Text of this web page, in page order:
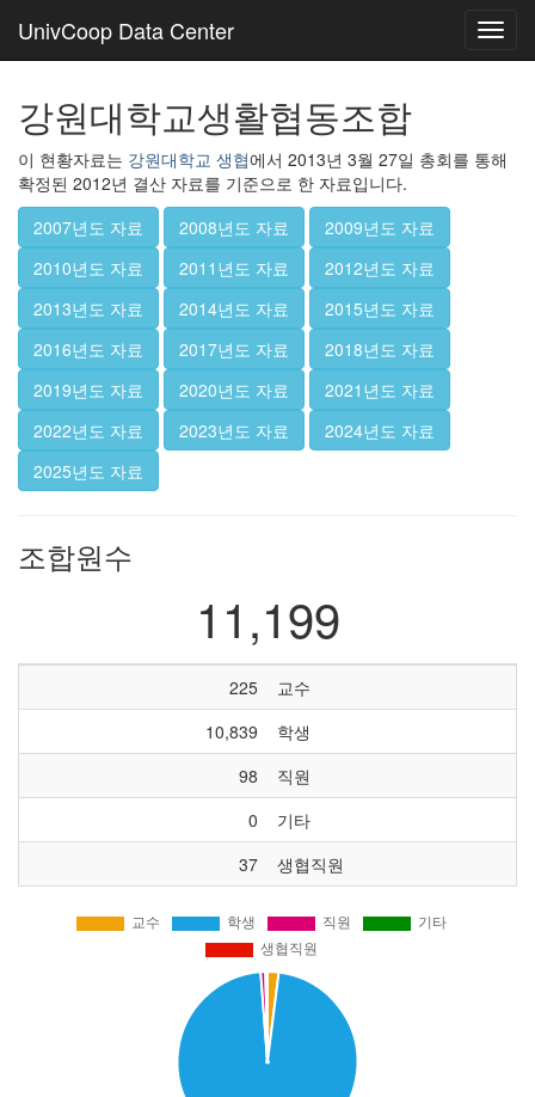
UnivCoop Data Center
강원대학교생활협동조합
이 현황자료는 강원대학교 생협에서 2013년 3월 27일 총회를 통해
확정된 2012년 결산 자료를 기준으로 한 자료입니다.
2007년도 자료
2008년도 자료
2009년도 자료
2010년도 자료
2011년도 자료
2012년도 자료
2013년도 자료
2014년도 자료
2015년도 자료
2016년도 자료
2017년도 자료
2018년도 자료
2019년도 자료
2020년도 자료
2021년도 자료
2022년도 자료
2023년도 자료
2024년도 자료
2025년도 자료
조합원수
11,199
225
교수
10,839
학생
98
직원
0
기타
37
생협직원